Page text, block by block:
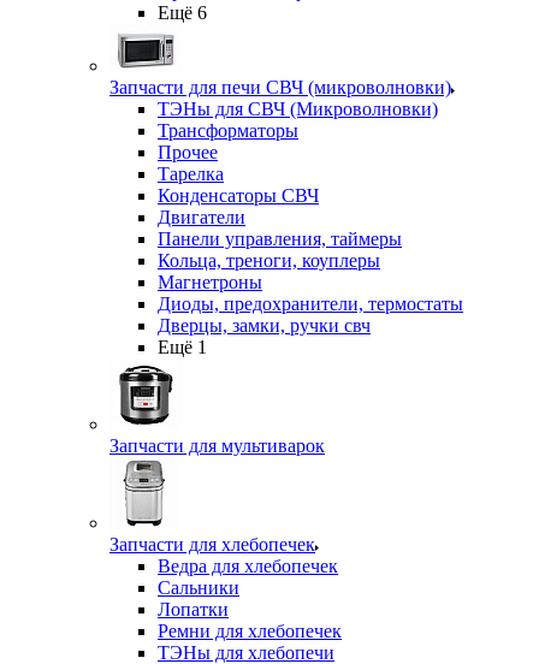
Ещё 6
Запчасти для печи СВЧ (микроволновки)
ТЭНы для СВЧ (Микроволновки)
Трансформаторы
Прочее
Тарелка
Конденсаторы СВЧ
Двигатели
Панели управления, таймеры
Кольца, треноги, коуплеры
Магнетроны
Диоды, предохранители, термостаты
Дверцы, замки, ручки свч
Ещё 1
Запчасти для мультиварок
Запчасти для хлебопечек
Ведра для хлебопечек
Сальники
Лопатки
Ремни для хлебопечек
ТЭНы для хлебопечи